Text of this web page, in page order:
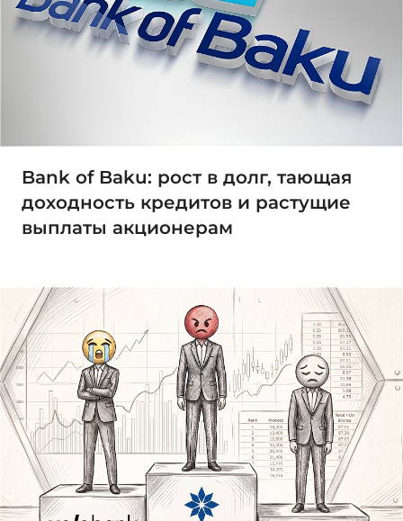
Bank of Baku: рост в долг, тающая
доходность кредитов и растущие
выплаты акционерам